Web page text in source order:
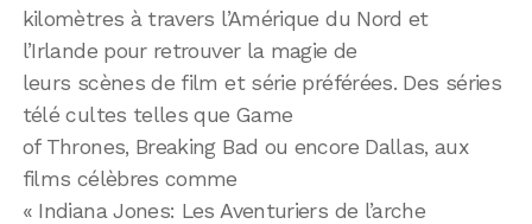
kilomètres à travers l’Amérique du Nord et
l’Irlande pour retrouver la magie de
leurs scènes de film et série préférées. Des séries
télé cultes telles que Game
of Thrones, Breaking Bad ou encore Dallas, aux
films célèbres comme
« Indiana Jones: Les Aventuriers de l’arche